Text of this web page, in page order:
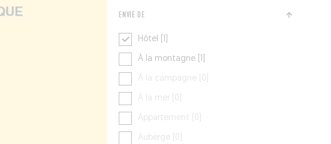
ENVIE DE
À la montagne [1]
Hôtel [1]
À la campagne [0]
À la mer [0]
Appartement [0]
Auberge [0]